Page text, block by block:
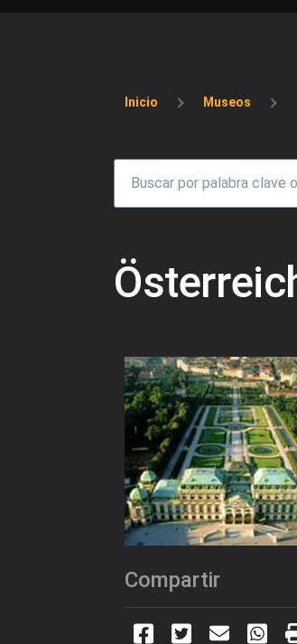
Sobrescribir
Inicio Museos
Compartir